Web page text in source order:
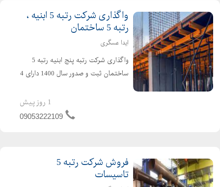
واگذاری شرکت رتبه 5 ابنیه ،
رتبه 5 ساختمان
ایدا عسگری
واگذاری شرکت رتبه پنج ابنیه رتبه 5
ساختمان ثبت و صدور سال 1400 دارای 4
مهندس بدون کارکرد قیمت مناسب برای
کسب اطلاعات بیشتر تماس بگیرید
1 روز پیش
09053222109
فروش شرکت رتبه 5
تاسیسات